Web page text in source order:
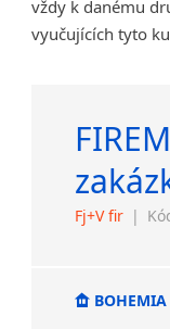
vždy k danému
vyučujících tyto
Fj+V fir |